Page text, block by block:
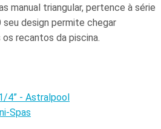
manual triangular, pertence à série
seu design permite chegar
recantos da piscina.
Spas